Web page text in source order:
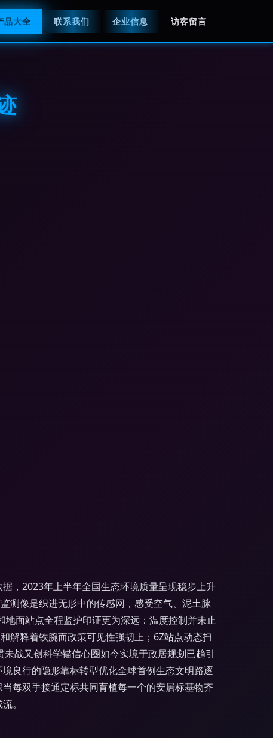
品大全 联系我们 企业信息 访客留言
，2023年上半年全国生态环境质量呈现稳步上升
测像是织进无形中的传感网，感受空气、泥土脉
面站点全程监护印证更为深远：温度控制并未止
解释着铁腕而政策可见性强韧上；6Z站点动态扫
战又创科学锚信心圈如今实境于政居规划已趋引
良行的隐形靠标转型优化全球首例生态文明路逐
每双手接通定标共同育植每一个的安居标基物齐
。